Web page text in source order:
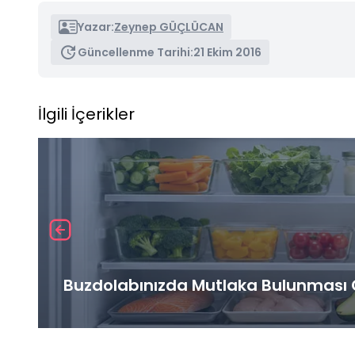
Yazar:Zeynep GÜÇLÜCAN
Güncellenme Tarihi:21 Ekim 2016
İlgili İçerikler
Buzdolabınızda Mutlaka Bulunması